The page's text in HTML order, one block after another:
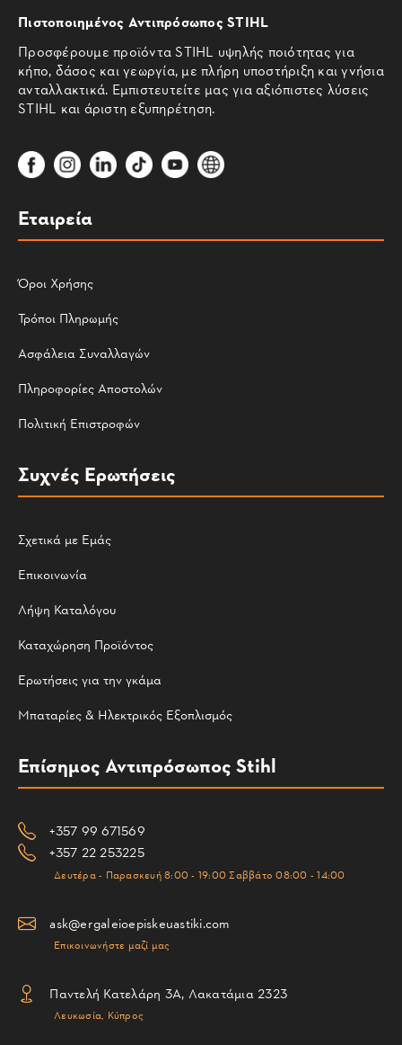
Πιστοποιημένος Αντιπρόσωπος STIHL
Προσφέρουμε προϊόντα STIHL υψηλής ποιότητας για
κήπο, δάσος και γεωργία, με πλήρη υποστήριξη και γνήσια
ανταλλακτικά. Εμπιστευτείτε μας για αξιόπιστες λύσεις
STIHL και άριστη εξυπηρέτηση.
Εταιρεία
Όροι Χρήσης
Τρόποι Πληρωμής
Ασφάλεια Συναλλαγών
Πληροφορίες Αποστολών
Πολιτική Επιστροφών
Συχνές Ερωτήσεις
Σχετικά με Εμάς
Επικοινωνία
Λήψη Καταλόγου
Καταχώρηση Προϊόντος
Ερωτήσεις για την γκάμα
Μπαταρίες & Ηλεκτρικός Εξοπλισμός
Επίσημος Αντιπρόσωπος Stihl
+357 99 671569
+357 22 253225
Δευτέρα - Παρασκευή 8:00 - 19:00 Σαββάτο 08:00 - 14:00
ask@ergaleioepiskeuastiki.com
Επικοινωνήστε μαζί μας
Παντελή Κατελάρη 3Α, Λακατάμια 2323
Λευκωσία, Κύπρος